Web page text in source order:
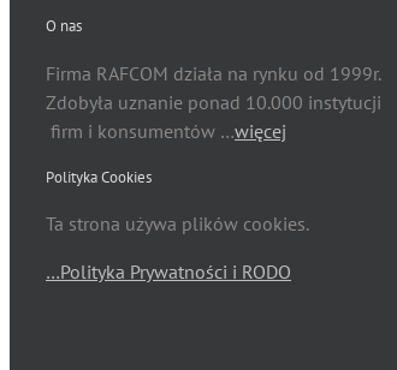
O nas
Firma RAFCOM działa na rynku od 1999r.
Zdobyła uznanie ponad 10.000 instytucji
firm i konsumentów …więcej
Polityka Cookies
Ta strona używa plików cookies.
…Polityka Prywatności i RODO